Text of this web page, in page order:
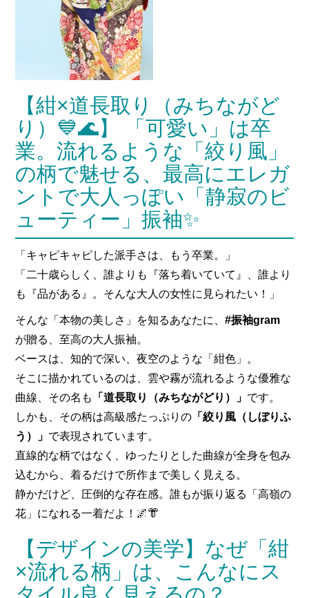
【紺×道長取り（みちながど
り）💙🌊】 「可愛い」は卒
業。流れるような「絞り風」
の柄で魅せる、最高にエレガ
ントで大人っぽい「静寂のビ
ューティー」振袖✨
「キャピキャピした派手さは、もう卒業。」
「二十歳らしく、誰よりも『落ち着いていて』、誰より
も『品がある』。そんな大人の女性に見られたい！」
そんな「本物の美しさ」を知るあなたに、#振袖gram
が贈る、至高の大人振袖。
ベースは、知的で深い、夜空のような「紺色」。
そこに描かれているのは、雲や霧が流れるような優雅な
曲線、その名も
「道長取り（みちながどり）」 です。
しかも、その柄は高級感たっぷりの 「絞り風（しぼりふ
う）」 で表現されています。
直線的な柄ではなく、ゆったりとした曲線が全身を包み
込むから、着るだけで所作まで美しく見える。
静かだけど、圧倒的な存在感。誰もが振り返る「高嶺の
花」になれる一着だよ！🌌👘
【デザインの美学】なぜ「紺
×流れる柄」は、こんなにス